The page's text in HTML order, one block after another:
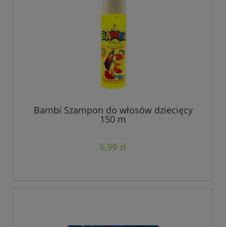
Bambi Szampon do włosów dziecięcy
150 m
6,99 zł